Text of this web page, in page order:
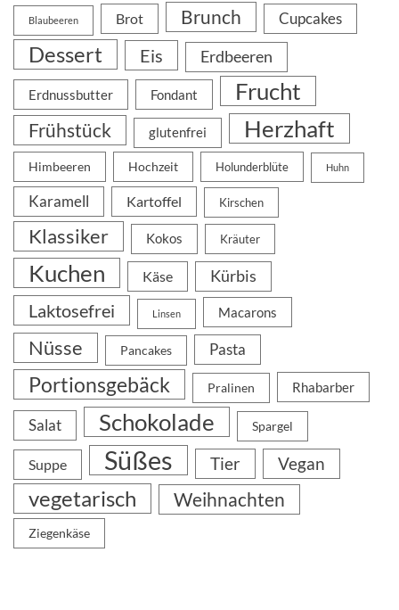
Blaubeeren Brot Brunch Cupcakes
Dessert Eis Erdbeeren
Erdnussbutter Fondant Frucht
Frühstück glutenfrei Herzhaft
Himbeeren Hochzeit Holunderblüte Huhn
Karamell Kartoffel Kirschen
Klassiker Kokos Kräuter
Kuchen Käse Kürbis
Laktosefrei Linsen Macarons
Nüsse Pancakes Pasta
Portionsgebäck Pralinen Rhabarber
Salat Schokolade Spargel
Suppe Süßes Tier Vegan
vegetarisch Weihnachten
Ziegenkäse